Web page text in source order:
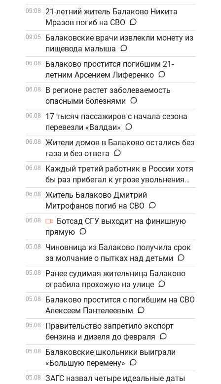
09:08
21-летний житель Балаково Никита
Мразов погиб на СВО
09:05
Балаковские врачи извлекли монету из
пищевода малыша
06.08
Балаково простится погибшим 21-
летним Арсением Лиференко
06.08
В регионе растет заболеваемость
опасными болезнями
06.08
17 тысяч пассажиров с начала сезона
перевезли «Валдаи»
06.08
Жители домов в Балаково остались без
газа и без ответа
06.08
Каждый третий работник в России хотя
бы раз прибегал к угрозе увольнения
06.08
Житель Балаково Дмитрий
Митрофанов погиб на СВО
06.08
Ботсад СГУ выходит на финишную
прямую
05.08
Чиновница из Балаково получила срок
за молчание о пытках над детьми
05.08
Ранее судимая жительница Балаково
ограбила прохожую на улице
05.08
Балаково простится с погибшим на СВО
Алексеем Пантелеевым
05.08
Правительство запретило экспорт
бензина и дизеля до февраля
05.08
Балаковские школьники выиграли
«Большую перемену»
05.08
ЗАГС назвал четыре идеальные даты